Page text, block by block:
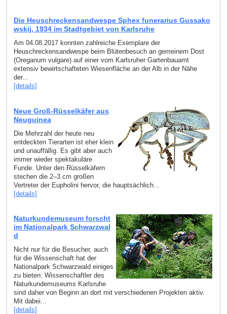
Die Heuschreckensandwespe Sphex funerarius Gussako
wskij, 1934 im Stadtgebiet von Karlsruhe
Am 04.08.2017 konnten zahlreiche Exemplare der
Heuschreckensandwespe beim Blütenbesuch an gemeinem Dost
(Oreganum vulgare) auf einer vom Karlsruher Gartenbauamt
extensiv bewirtschafteten Wiesenfläche an der Alb in der Nähe
der...
[details]
Neue Groß-Rüsselkäfer aus
Neuguinea
Die Mehrzahl der heute neu
entdeckten Tierarten ist eher klein
und unauffällig. Es gibt aber auch
immer wieder spektakuläre
Funde. Unter den Rüsselkäfern
stechen die 2–3 cm großen
Vertreter der Eupholini hervor, die hauptsächlich...
[details]
Naturkundemuseum forscht
im Nationalpark Schwarzwal
d
Nicht nur für die Besucher, auch
für die Wissenschaft hat der
Nationalpark Schwarzwald einiges
zu bieten: Wissenschaftler des
Naturkundemuseums Karlsruhe
sind daher von Beginn an dort mit verschiedenen Projekten aktiv.
Mit dabei...
[details]